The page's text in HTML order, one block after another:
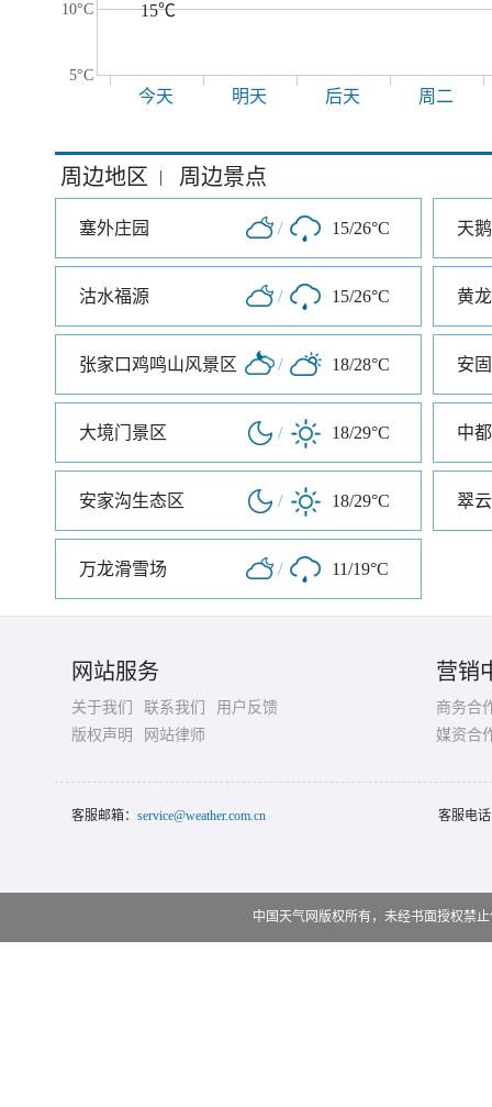
10°C
5°C
15℃
今天 明天 后天 周二
周边地区 | 周边景点
塞外庄园 / 15/26°C 天
沽水福源 / 15/26°C 黄
张家口鸡鸣山风景区 / 18/28°C 安
大境门景区 / 18/29°C 中
安家沟生态区 / 18/29°C 翠
万龙滑雪场 / 11/19°C
网站服务
关于我们 联系我们
用户反馈
版权声明
网站律师
营销
商务合
媒资合
客服邮箱： service@weather.com.cn 客服电
中国天气网版权所有，未经书面授权